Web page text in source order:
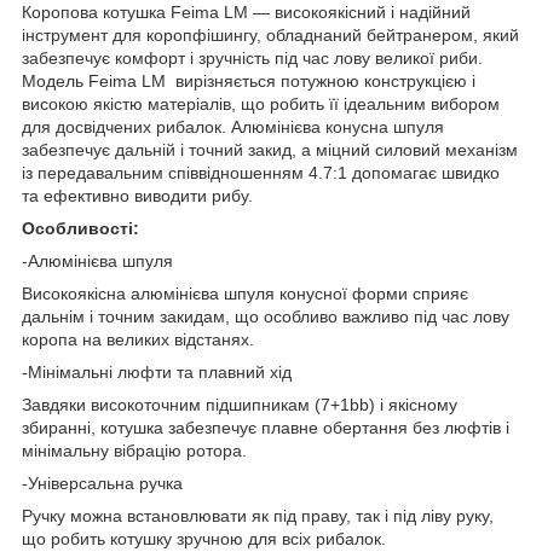
Коропова котушка Feima LM — високоякісний і надійний
інструмент для коропфішингу, обладнаний бейтранером, який
забезпечує комфорт і зручність під час лову великої риби.
Модель Feima LM вирізняється потужною конструкцією і
високою якістю матеріалів, що робить її ідеальним вибором
для досвідчених рибалок. Алюмінієва конусна шпуля
забезпечує дальній і точний закид, а міцний силовий механізм
із передавальним співвідношенням 4.7:1 допомагає швидко
та ефективно виводити рибу.
Особливості:
-Алюмінієва шпуля
Високоякісна алюмінієва шпуля конусної форми сприяє
дальнім і точним закидам, що особливо важливо під час лову
коропа на великих відстанях.
-Мінімальні люфти та плавний хід
Завдяки високоточним підшипникам (7+1bb) і якісному
збиранні, котушка забезпечує плавне обертання без люфтів і
мінімальну вібрацію ротора.
-Універсальна ручка
Ручку можна встановлювати як під праву, так і під ліву руку,
що робить котушку зручною для всіх рибалок.